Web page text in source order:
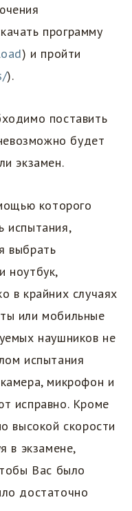
программу
) и пройти
).
поставить
будет
экзамен.
которого
испытания,
выбрать
ноутбук,
в крайних случаях
или мобильные
наушников не
испытания
микрофон и
исправно. Кроме
высокой скорости
в экзамене,
Вас было
достаточно